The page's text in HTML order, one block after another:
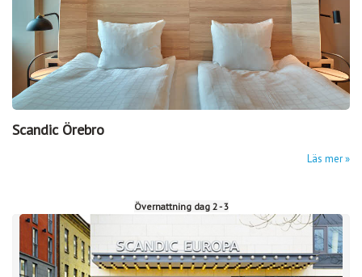
Scandic Örebro
Läs mer
Övernattning dag 2 - 3